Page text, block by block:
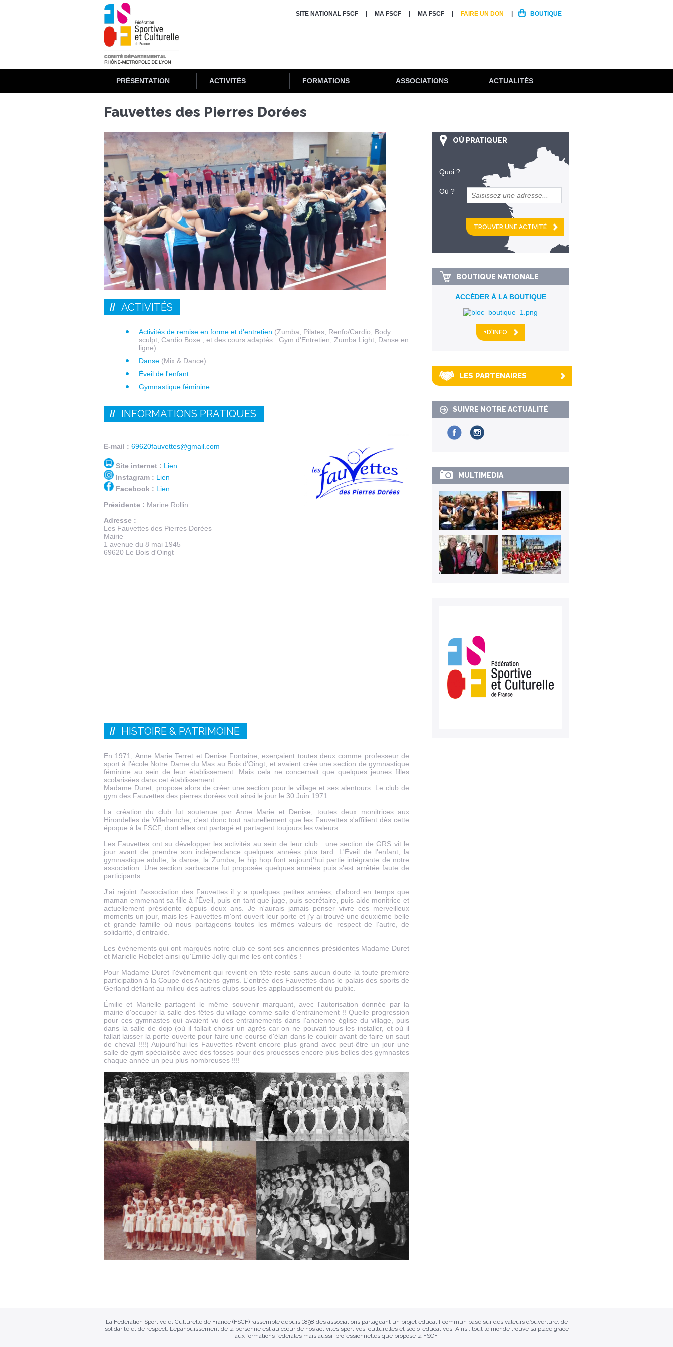
SITE NATIONAL FSCF MA FSCF MA FSCF FAIRE UN DON BOUTIQUE
PRÉSENTATION ACTIVITÉS FORMATIONS ASSOCIATIONS ACTUALITÉS
Fauvettes des Pierres Dorées
ACTIVITÉS
Activités de remise en forme et d'entretien (Zumba, Pilates, Renfo/Cardio, Body
sculpt, Cardio Boxe ; et des cours adaptés : Gym d'Entretien, Zumba Light, Danse en
ligne)
Danse (Mix & Dance)
Éveil de l'enfant
Gymnastique féminine
INFORMATIONS PRATIQUES
E-mail : 69620fauvettes@gmail.com
Site internet : Lien
Instagram : Lien
Facebook : Lien
Présidente : Marine Rollin
Adresse :
Les Fauvettes des Pierres Dorées
Mairie
1 avenue du 8 mai 1945
69620 Le Bois d'Oingt
HISTOIRE & PATRIMOINE
En 1971, Anne Marie Terret et Denise Fontaine, exerçaient toutes deux comme professeur de
sport à l'école Notre Dame du Mas au Bois d'Oingt, et avaient crée une section de gymnastique
féminine au sein de leur établissement. Mais cela ne concernait que quelques jeunes filles
scolarisées dans cet établissement.
Madame Duret, propose alors de créer une section pour le village et ses alentours. Le club de
gym des Fauvettes des pierres dorées voit ainsi le jour le 30 Juin 1971.
La création du club fut soutenue par Anne Marie et Denise, toutes deux monitrices aux
Hirondelles de Villefranche, c'est donc tout naturellement que les Fauvettes s'affilient dès cette
époque à la FSCF, dont elles ont partagé et partagent toujours les valeurs.
Les Fauvettes ont su développer les activités au sein de leur club : une section de GRS vit le
jour avant de prendre son indépendance quelques années plus tard. L'Éveil de l'enfant, la
gymnastique adulte, la danse, la Zumba, le hip hop font aujourd'hui partie intégrante de notre
association. Une section sarbacane fut proposée quelques années puis s'est arrêtée faute de
participants.
J'ai rejoint l'association des Fauvettes il y a quelques petites années, d'abord en temps que
maman emmenant sa fille à l'Éveil, puis en tant que juge, puis secrétaire, puis aide monitrice et
actuellement présidente depuis deux ans. Je n'aurais jamais penser vivre ces merveilleux
moments un jour, mais les Fauvettes m'ont ouvert leur porte et j'y ai trouvé une deuxième belle
et grande famille où nous partageons toutes les mêmes valeurs de respect de l'autre, de
solidarité, d'entraide.
Les événements qui ont marqués notre club ce sont ses anciennes présidentes Madame Duret
et Marielle Robelet ainsi qu'Émilie Jolly qui me les ont confiés !
Pour Madame Duret l'événement qui revient en tête reste sans aucun doute la toute première
participation à la Coupe des Anciens gyms. L'entrée des Fauvettes dans le palais des sports de
Gerland défilant au milieu des autres clubs sous les applaudissement du public.
Émilie et Marielle partagent le même souvenir marquant, avec l'autorisation donnée par la
mairie d'occuper la salle des fêtes du village comme salle d'entrainement !! Quelle progression
pour ces gymnastes qui avaient vu des entrainements dans l'ancienne église du village, puis
dans la salle de dojo (où il fallait choisir un agrès car on ne pouvait tous les installer, et où il
fallait laisser la porte ouverte pour faire une course d'élan dans le couloir avant de faire un saut
de cheval !!!!) Aujourd'hui les Fauvettes rêvent encore plus grand avec peut-être un jour une
salle de gym spécialisée avec des fosses pour des prouesses encore plus belles des gymnastes
chaque année un peu plus nombreuses !!!!
OÙ PRATIQUER
Quoi ?
Où ?
et
km alentour
BOUTIQUE NATIONALE
ACCÉDER À LA BOUTIQUE
+D'INFO
LES PARTENAIRES
SUIVRE NOTRE ACTUALITÉ
MULTIMEDIA
La Fédération Sportive et Culturelle de France (FSCF) rassemble depuis 1898 des associations partageant un projet éducatif commun basé sur des valeurs d’ouverture, de
solidarité et de respect. L’épanouissement de la personne est au cœur de nos activités sportives, culturelles et socio-éducatives. Ainsi, tout le monde trouve sa place grâce
aux formations fédérales mais aussi professionnelles que propose la FSCF.